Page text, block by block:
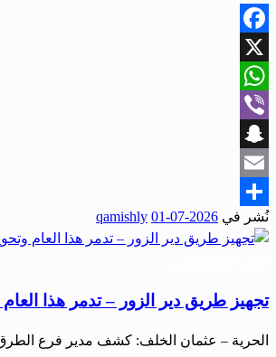
Facebook
X
WhatsApp
Viber
Snapchat
Email
Share
نُشر في 2026-07-01
qamishly
تجهيز طريق دير الزور – تدمر هذا
الحرية – عثمان الخلف: كشف مدير فرع